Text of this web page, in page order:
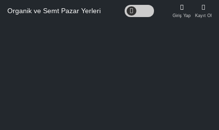
Organik ve Semt Pazar Yerleri
Giriş Yap Kayıt Ol